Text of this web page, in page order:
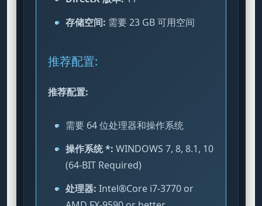
存储空间: 需要 23 GB 可用空间
推荐配置:
推荐配置:
需要 64 位处理器和操作系统
操作系统 *: WINDOWS 7, 8, 8.1, 10
(64-BIT Required)
处理器: Intel®Core i7-3770 or